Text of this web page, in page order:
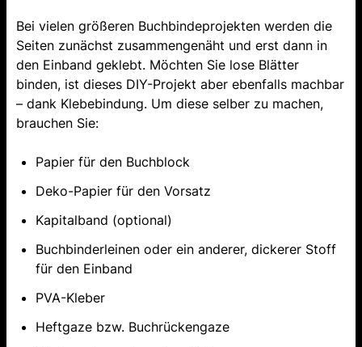
Bei vielen größeren Buchbindeprojekten werden die
Seiten zunächst zusammengenäht und erst dann in
den Einband geklebt. Möchten Sie lose Blätter
binden, ist dieses DIY-Projekt aber ebenfalls machbar
– dank Klebebindung. Um diese selber zu machen,
brauchen Sie:
Papier für den Buchblock
Deko-Papier für den Vorsatz
Kapitalband (optional)
Buchbinderleinen oder ein anderer, dickerer Stoff
für den Einband
PVA-Kleber
Heftgaze bzw. Buchrückengaze